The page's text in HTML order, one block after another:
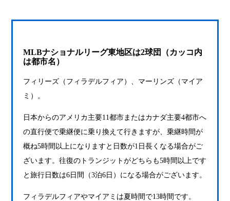
MLBナショナルリーグ東地区は2球団（カッコ内
は都市名）
フィリーズ（フィラデルフィア）、マーリンズ（マイア
ミ）。
日本からのアメリカ主要11都市またはカナダ主要4都市へ
の直行便で乗継便に乗り換えて行きますが、乗継時間が
概ね5時間以上になりますと日数が1日長くなる場合がご
ざいます。往復のトランジットがどちらも5時間以上です
と旅行日数は6日間（3泊6日）になる場合がございます。
フィラデルフィアやマイアミは夏時間で13時間です。